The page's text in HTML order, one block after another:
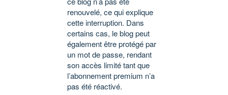
renouvelé, ce qui explique
cette interruption. Dans
certains cas, le blog peut
également être protégé par
un mot de passe, rendant
son accès limité tant que
l’abonnement premium n’a
pas été réactivé.